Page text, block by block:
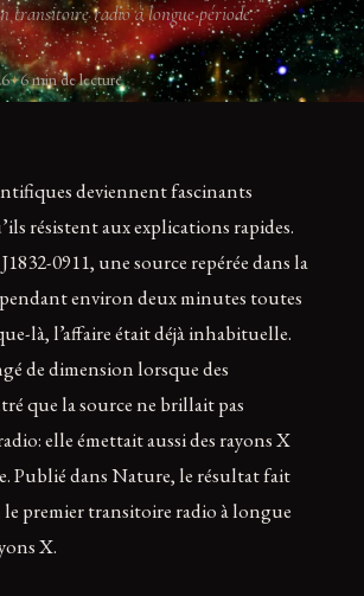
transitoire radio à longue période.
6 min de lecture
deviennent fascinants
résistent aux explications rapides.
0911, une source repérée dans la
environ deux minutes toutes
là, l’affaire était déjà inhabituelle.
de dimension lorsque des
que la source ne brillait pas
elle émettait aussi des rayons X
Publié dans Nature, le résultat fait
le premier transitoire radio à longue
X.